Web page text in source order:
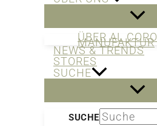
ÜBER AL CORO
MANUFAKTUR
NEWS & TRENDS
STORES
SUCHE
SUCHE